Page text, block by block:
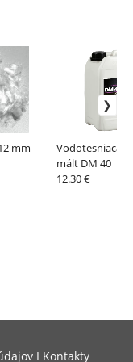
mm
Vodotesniaca
mált DM 40
12.30 €
I Kontakty